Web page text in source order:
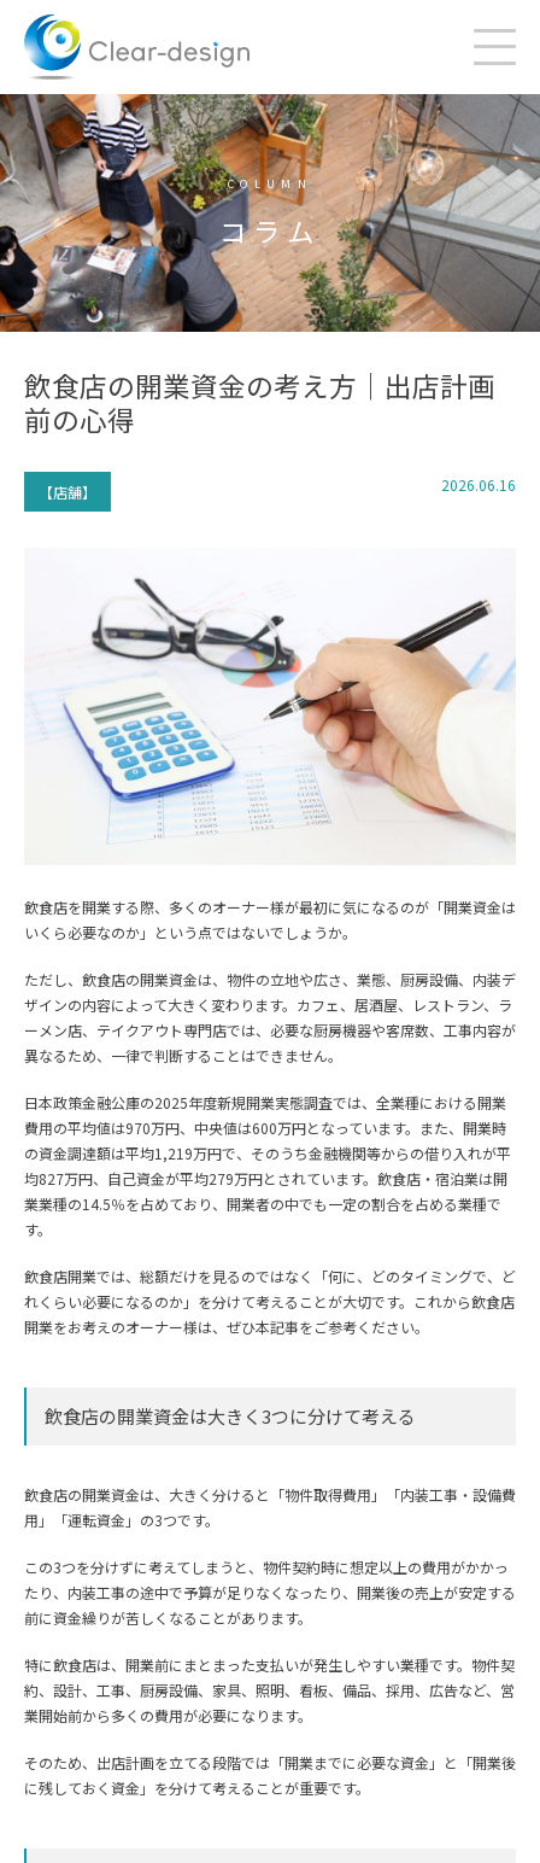
content
COLUMN
コラム
飲食店の開業資金の考え方｜出店計画
前の心得
【店舗】 2026.06.16
飲食店を開業する際、多くのオーナー様が最初に気になるのが「開業資金は
いくら必要なのか」という点ではないでしょうか。
ただし、飲食店の開業資金は、物件の立地や広さ、業態、厨房設備、内装デ
ザインの内容によって大きく変わります。カフェ、居酒屋、レストラン、ラ
ーメン店、テイクアウト専門店では、必要な厨房機器や客席数、工事内容が
異なるため、一律で判断することはできません。
日本政策金融公庫の2025年度新規開業実態調査では、全業種における開業
費用の平均値は970万円、中央値は600万円となっています。また、開業時
の資金調達額は平均1,219万円で、そのうち金融機関等からの借り入れが平
均827万円、自己資金が平均279万円とされています。飲食店・宿泊業は開
業業種の14.5％を占めており、開業者の中でも一定の割合を占める業種で
す。
飲食店開業では、総額だけを見るのではなく「何に、どのタイミングで、ど
れくらい必要になるのか」を分けて考えることが大切です。これから飲食店
開業をお考えのオーナー様は、ぜひ本記事をご参考ください。
飲食店の開業資金は大きく3つに分けて考える
飲食店の開業資金は、大きく分けると「物件取得費用」「内装工事・設備費
用」「運転資金」の3つです。
この3つを分けずに考えてしまうと、物件契約時に想定以上の費用がかかっ
たり、内装工事の途中で予算が足りなくなったり、開業後の売上が安定する
前に資金繰りが苦しくなることがあります。
特に飲食店は、開業前にまとまった支払いが発生しやすい業種です。物件契
約、設計、工事、厨房設備、家具、照明、看板、備品、採用、広告など、営
業開始前から多くの費用が必要になります。
そのため、出店計画を立てる段階では「開業までに必要な資金」と「開業後
に残しておく資金」を分けて考えることが重要です。